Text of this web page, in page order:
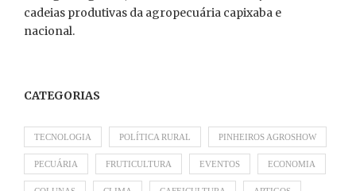
cadeias produtivas da agropecuária capixaba e
nacional.
CATEGORIAS
TECNOLOGIA POLÍTICA RURAL PINHEIROS AGROSHOW
PECUÁRIA FRUTICULTURA EVENTOS ECONOMIA